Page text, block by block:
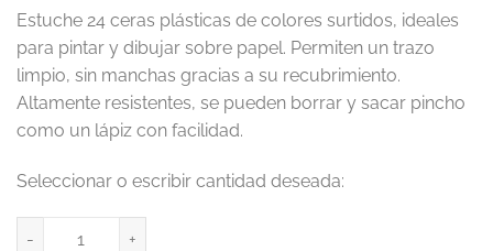
Estuche 24 ceras plásticas de colores surtidos, ideales
para pintar y dibujar sobre papel. Permiten un trazo
limpio, sin manchas gracias a su recubrimiento.
Altamente resistentes, se pueden borrar y sacar pincho
como un lápiz con facilidad.